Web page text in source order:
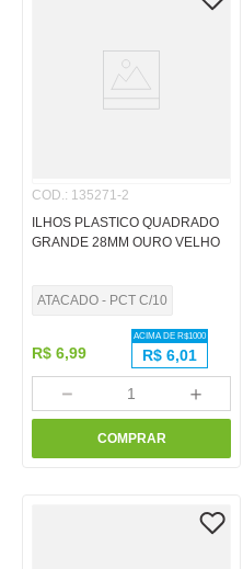
COD.: 135271-2
ILHOS PLASTICO QUADRADO
GRANDE 28MM OURO VELHO
ATACADO - PCT C/10
R$ 6,99
ACIMA DE R$1000
R$ 6,01
＋
－
COMPRAR